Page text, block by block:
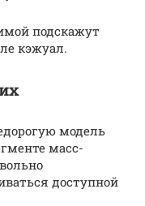
подскажут
кэжуал.
модель
масс-
доступной